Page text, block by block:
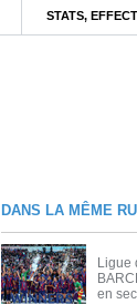
STATS,
DANS LA MÊME
Ligue
en